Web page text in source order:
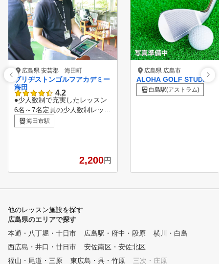
広島県 安芸郡 海田町
ブリヂストンゴルフアカデミー
海田
4.2
●少人数制で充実したレッスン
6名～7名定員の少人数制レッス
ンです。 レッスン時間は60分
～70分です。 ●スマホから24時
を使用してひとりひとりに「カ
自身でも閲覧可能です。スマホ
講する時間帯を選び、お仕事の
都合や、コンペ前の特訓など、
い。 ●電子カルテにスイング動
画を保存 電子カルテにレッス
ン時のスイング動画を保存した
海田市駅
2,200円
広島県 広島市
ALOHA GOLF STUDIO
白島駅(アストラム)
他のレッスン施設を探す
広島県のエリアで探す
本通・八丁堀・十日市
広島駅・府中・段原
横川・白島
西広島・井口・廿日市
安佐南区・安佐北区
福山・尾道・三原
東広島・呉・竹原
三次・庄原